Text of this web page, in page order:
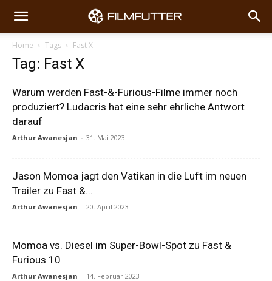
Home Tags Fast X
Tag: Fast X
Warum werden Fast-&-Furious-Filme immer noch
produziert? Ludacris hat eine sehr ehrliche Antwort
darauf
Arthur Awanesjan - 31. Mai 2023
Jason Momoa jagt den Vatikan in die Luft im neuen
Trailer zu Fast &...
Arthur Awanesjan - 20. April 2023
Momoa vs. Diesel im Super-Bowl-Spot zu Fast &
Furious 10
Arthur Awanesjan - 14. Februar 2023